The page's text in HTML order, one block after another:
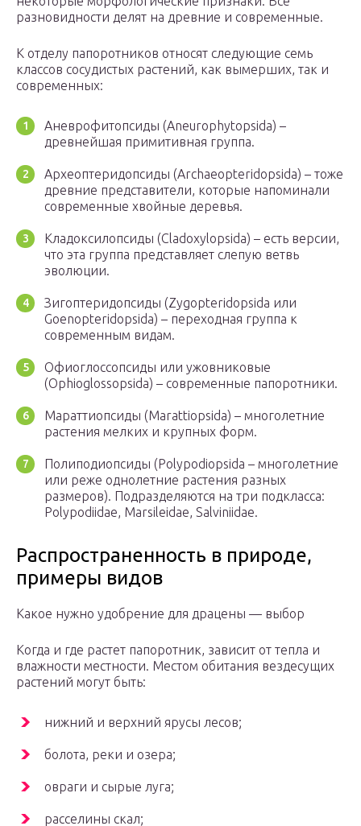
разновидности делят на древние и современные.
К отделу папоротников относят следующие семь
классов сосудистых растений, как вымерших, так и
современных:
Аневрофитопсиды (Aneurophytopsida) –
древнейшая примитивная группа.
Археоптеридопсиды (Archaeopteridopsida) – тоже
древние представители, которые напоминали
современные хвойные деревья.
Кладоксилопсиды (Cladoxylopsida) – есть версии,
что эта группа представляет слепую ветвь
эволюции.
Зигоптеридопсиды (Zygopteridopsida или
Goenopteridopsida) – переходная группа к
современным видам.
Офиоглоссопсиды или ужовниковые
(Ophioglossopsida) – современные папоротники.
Мараттиопсиды (Marattiopsida) – многолетние
растения мелких и крупных форм.
Полиподиопсиды (Polypodiopsida – многолетние
или реже однолетние растения разных
размеров). Подразделяются на три подкласса:
Polypodiidae, Marsileidae, Salviniidae.
Распространенность в природе,
примеры видов
Какое нужно удобрение для драцены — выбор
Когда и где растет папоротник, зависит от тепла и
влажности местности. Местом обитания вездесущих
растений могут быть:
нижний и верхний ярусы лесов;
болота, реки и озера;
овраги и сырые луга;
расселины скал;